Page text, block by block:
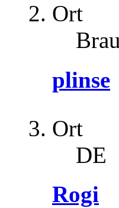
Ort
plinse
Ort
DE
Rogi